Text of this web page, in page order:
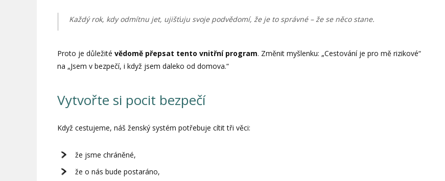
Každý rok, kdy odmítnu jet, ujišťuju svoje podvědomí, že je to správné – že se něco stane.
Proto je důležité vědomě přepsat tento vnitřní program. Změnit myšlenku: „Cestování je pro mě rizikové“
na „Jsem v bezpečí, i když jsem daleko od domova.“
Vytvořte si pocit bezpečí
Když cestujeme, náš ženský systém potřebuje cítit tři věci:
že jsme chráněné,
že o nás bude postaráno,